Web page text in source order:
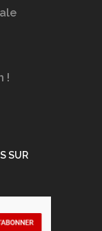
!
SUR